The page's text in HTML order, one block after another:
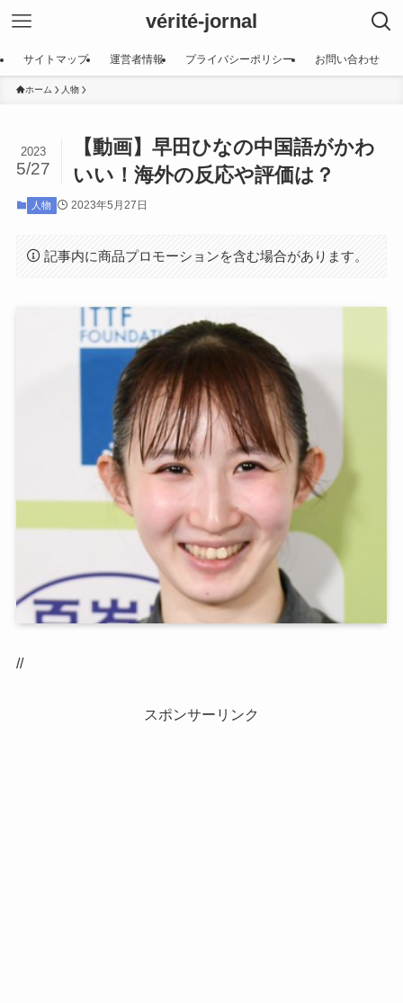
vérité-jornal
サイトマップ 運営者情報 プライバシーポリシー お問い合わせ
ホーム 人物
【動画】早田ひなの中国語がかわ
いい！海外の反応や評価は？
2023
5/27
人物 2023年5月27日
記事内に商品プロモーションを含む場合があります。
//
スポンサーリンク